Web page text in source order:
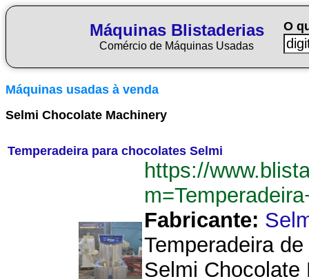
Máquinas Blistaderias
Comércio de Máquinas Usadas
O
Máquinas usadas à venda
Selmi Chocolate Machinery
Temperadeira para chocolates Selmi
https://
Fabricante:
Temperadeira
Selmi Chocolate